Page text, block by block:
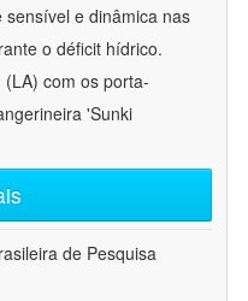
e dinâmica nas
o déficit hídrico.
com os porta-
'Sunki
de Pesquisa